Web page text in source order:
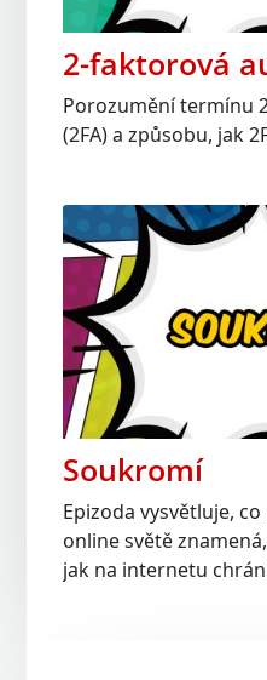
2-faktorová
Porozumění termínu
(2FA) a způsobu, jak
Soukromí
Epizoda vysvětluje,
online světě
jak na internetu